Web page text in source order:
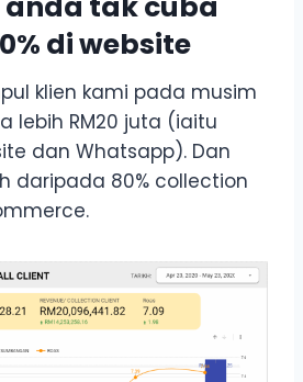
di website
klien kami pada musim
lebih RM20 juta (iaitu
dan Whatsapp). Dan
daripada 80% collection